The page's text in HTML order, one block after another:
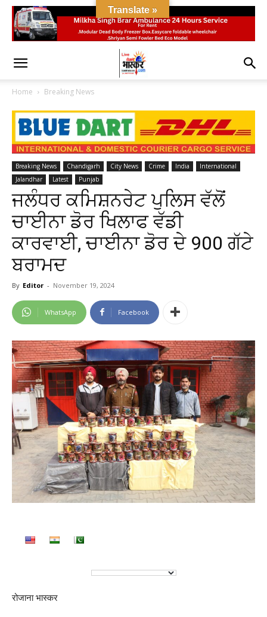
Home Breaking News
Breaking News Chandigarh City News Crime India
International
Jalandhar
Latest Punjab
ਜਲੰਧਰ ਕਮਿਸ਼ਨਰੇਟ ਪੁਲਿਸ ਵੱਲੋਂ
ਚਾਈਨਾ ਡੋਰ ਖਿਲਾਫ ਵੱਡੀ
ਕਾਰਵਾਈ, ਚਾਈਨਾ ਡੋਰ ਦੇ 900 ਗੱਟੇ
ਬਰਾਮਦ
By Editor - November 19, 2024
WhatsApp Facebook
रोजाना भास्कर
Translate »